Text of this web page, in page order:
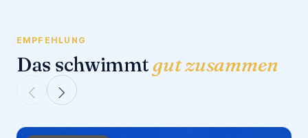
EMPFEHLUNG
Das schwimmtgut zusammen